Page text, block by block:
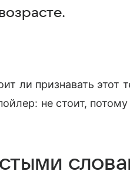
ли признавать этот
не стоит, потому